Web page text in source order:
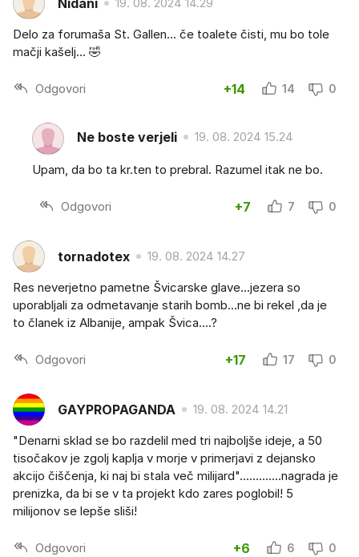
Delo za forumaša St. Gallen... če toalete čisti, mu bo tole
mačji kašelj... 🤣
Odgovori +14 14 0
Ne boste verjeli 19. 08. 2024 15.24
Upam, da bo ta kr.ten to prebral. Razumel itak ne bo.
Odgovori +7 7 0
tornadotex 19. 08. 2024 14.27
Res neverjetno pametne Švicarske glave...jezera so
uporabljali za odmetavanje starih bomb...ne bi rekel ,da je
to članek iz Albanije, ampak Švica....?
Odgovori +17 17 0
GAYPROPAGANDA 19. 08. 2024 14.21
"Denarni sklad se bo razdelil med tri najboljše ideje, a 50
tisočakov je zgolj kaplja v morje v primerjavi z dejansko
akcijo čiščenja, ki naj bi stala več milijard".............nagrada je
prenizka, da bi se v ta projekt kdo zares poglobil! 5
milijonov se lepše sliši!
Odgovori +6 6 0